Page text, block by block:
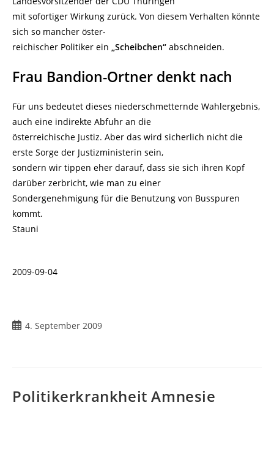
mit sofortiger Wirkung zurück. Von diesem Verhalten könnte
sich so mancher öster-
reichischer Politiker ein „Scheibchen“ abschneiden.
Frau Bandion-Ortner denkt nach
Für uns bedeutet dieses niederschmetternde Wahlergebnis,
auch eine indirekte Abfuhr an die
österreichische Justiz. Aber das wird sicherlich nicht die
erste Sorge der Justizministerin sein,
sondern wir tippen eher darauf, dass sie sich ihren Kopf
darüber zerbricht, wie man zu einer
Sondergenehmigung für die Benutzung von Busspuren
kommt.
Stauni
2009-09-04
Beitrag
4. September 2009
Politikerkrankheit Amnesie